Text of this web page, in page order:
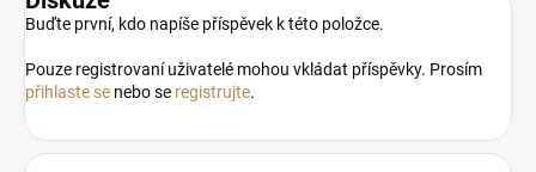
Buďte první, kdo napíše příspěvek k této položce.
Pouze registrovaní uživatelé mohou vkládat příspěvky. Prosím
přihlaste se nebo se registrujte.